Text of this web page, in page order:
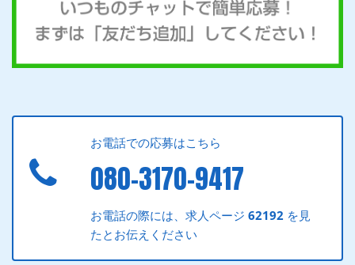
お電話での応募はこちら
080-3170-9417
お電話の際には、求人ページ62192 を見
たとお伝えください